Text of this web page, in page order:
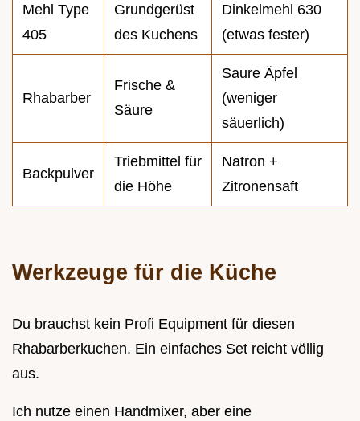
Mehl Type
405
Grundgerüst
des Kuchens
Dinkelmehl 630
(etwas fester)
Rhabarber
Frische &
Säure
Saure Äpfel
(weniger
säuerlich)
Backpulver
Triebmittel für
die Höhe
Natron +
Zitronensaft
Werkzeuge für die Küche
Du brauchst kein Profi Equipment für diesen
Rhabarberkuchen. Ein einfaches Set reicht völlig
aus.
Ich nutze einen Handmixer, aber eine